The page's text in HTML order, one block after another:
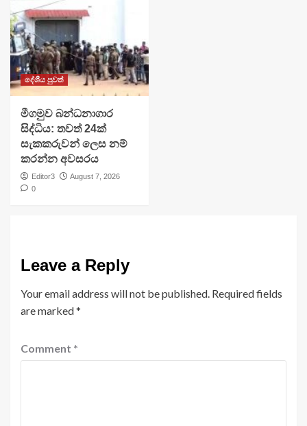
දේශීය පුවත්
මීගමුව බන්ධනාගාර
සිද්ධිය: තවත් 24ක්
සැකකරුවන් ලෙස නම්
කරන්න අවසරය
Editor3
August 7, 2026
0
Leave a Reply
Your email address will not be published. Required fields
are marked*
Comment *